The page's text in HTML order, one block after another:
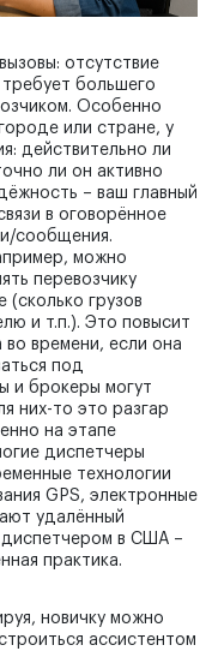
отсутствие
большего
Особенно
или стране, у
действительно ли
ли он активно
– ваш главный
в оговорённое
сообщения.
можно
перевозчику
грузов
и т.п.). Это повысит
времени, если она
под
и брокеры могут
них-то это разгар
на этапе
диспетчеры
технологии
GPS, электронные
удалённый
диспетчером в США –
практика.
новичку можно
ассистентом